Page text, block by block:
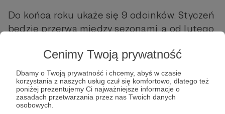
Cenimy Twoją prywatność
Dbamy o Twoją prywatność i chcemy, abyś w czasie
korzystania z naszych usług czuł się komfortowo, dlatego też
poniżej prezentujemy Ci najważniejsze informacje o
zasadach przetwarzania przez nas Twoich danych
osobowych.
Do końca roku ukaże się 9 odcinków. Styczeń
będzie przerwą między sezonami, a od lutego
Udostępnij